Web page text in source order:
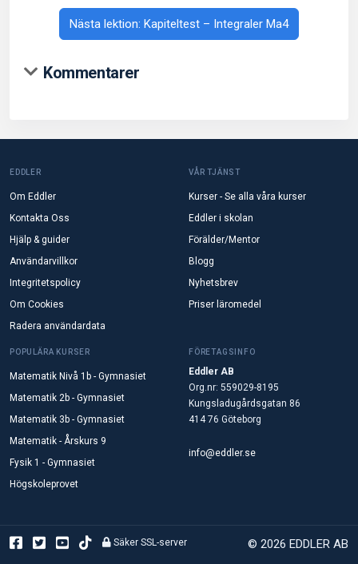
Nästa lektion: Kapiteltest – Integraler Ma4
Kommentarer
EDDLER
Om Eddler
Kontakta Oss
Hjälp & guider
Användarvillkor
Integritetspolicy
Om Cookies
Radera användardata
VÅR TJÄNST
Kurser - Se alla våra kurser
Eddler i skolan
Förälder/Mentor
Blogg
Nyhetsbrev
Priser läromedel
POPULÄRA KURSER
Matematik Nivå 1b - Gymnasiet
Matematik 2b - Gymnasiet
Matematik 3b - Gymnasiet
Matematik - Årskurs 9
Fysik 1 - Gymnasiet
Högskoleprovet
FÖRETAGSINFO
Eddler AB
Org.nr: 559029-8195
Kungsladugårdsgatan 86
414 76 Göteborg
info@eddler.se
© 2026 EDDLER AB
Säker SSL-server